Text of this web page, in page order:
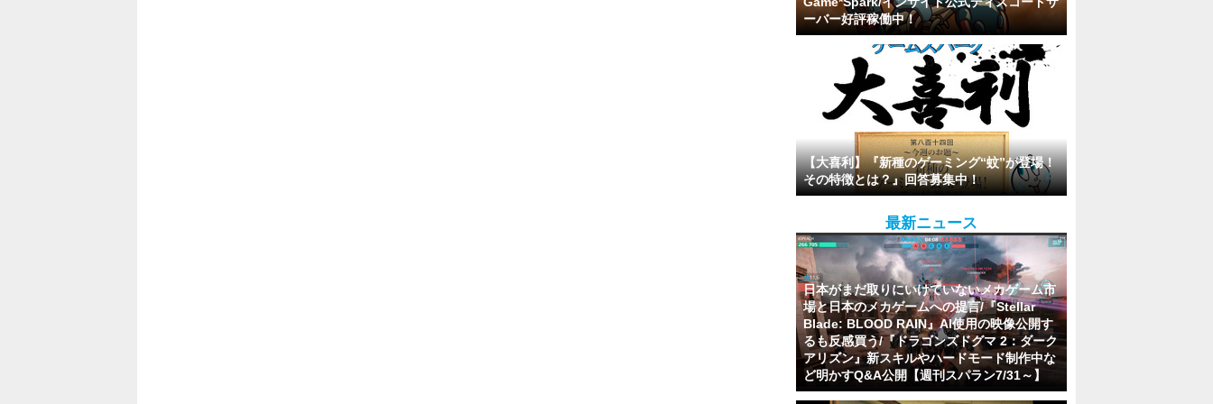
ーバー好評稼働中！
【大喜利】『新種のゲーミング“蚊”が登場！
その特徴とは？』回答募集中！
最新ニュース
日本がまだ取りにいけていないメカゲーム市
場と日本のメカゲームへの提言/『Stellar
Blade: BLOOD RAIN』AI使用の映像公開す
るも反感買う/『ドラゴンズドグマ 2：ダーク
アリズン』新スキルやハードモード制作中な
ど明かすQ&A公開【週刊スパラン7/31～】